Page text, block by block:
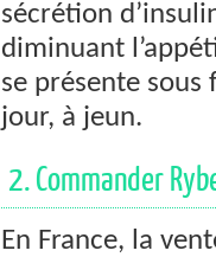
sécrétion
diminuant
se présente
jour, à jeun.
2. Commander
En France, la